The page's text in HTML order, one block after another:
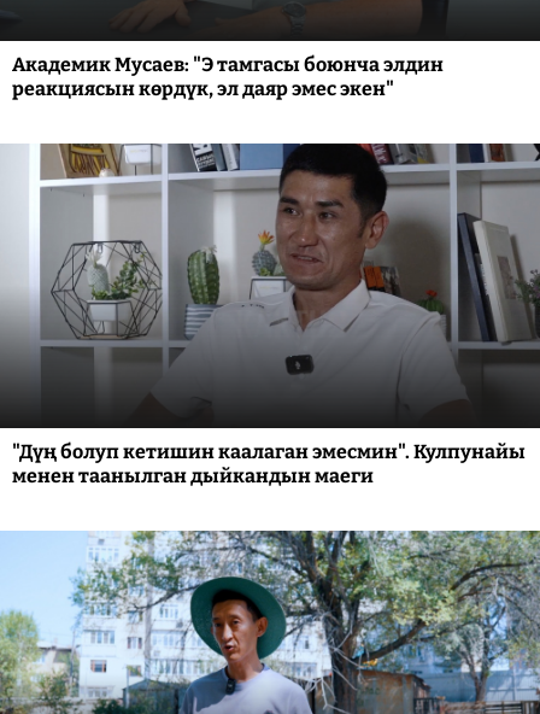
Академик Мусаев: "Э тамгасы боюнча элдин
реакциясын көрдүк, эл даяр эмес экен"
"Дүң болуп кетишин каалаган эмесмин". Кулпунайы
менен таанылган дыйкандын маеги